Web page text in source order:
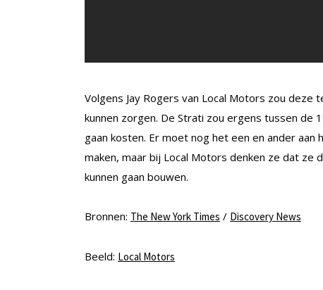
Volgens Jay Rogers van Local Motors zou deze
kunnen zorgen. De Strati zou ergens tussen de
gaan kosten. Er moet nog het een en ander
maken, maar bij Local Motors denken ze dat
kunnen gaan bouwen.
Bronnen: The New York Times / Discovery News
Beeld: Local Motors